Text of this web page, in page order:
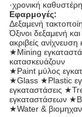
·χρονική
Εφαρμογές:
Δεξαμενή
Όξινοι δεξαμενή
ακριβείς
★Mining
κατασκευάζουν
★Paint μύλος
★Glass ★Plastic
εγκαταστάσεις
εγκαταστάσεων
★Water &